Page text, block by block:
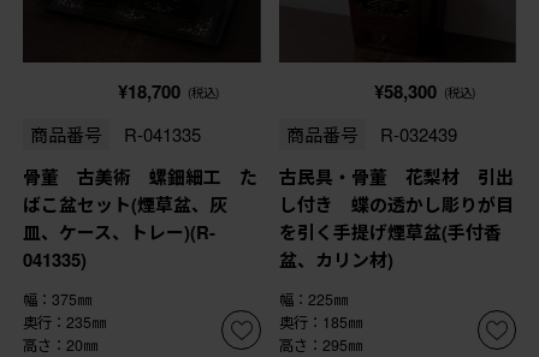
¥18,700 (税込)
商品番号 R-041335
骨董 古美術 螺鈿細工 た
ばこ盆セット(煙草盆、灰
皿、ケース、トレー)(R-
041335)
幅：375㎜
奥行：235㎜
高さ：20㎜
¥58,300 (税込)
商品番号 R-032439
古民具・骨董 花梨材 引出
し付き 蝶の透かし彫りが目
を引く手提げ煙草盆(手付香
盆、カリン材)
幅：225㎜
奥行：185㎜
高さ：295㎜